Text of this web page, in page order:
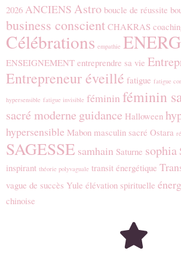
2026 ANCIENS Astro boucle de réussite
business conscient CHAKRAS
Célébrations empathie
ENSEIGNEMENT entreprendre sa vie
Entrepreneur éveillé fatigue fatigue
hypersensible fatigue invisible féminin féminin
sacré moderne guidance Halloween
hypersensible Mabon masculin sacré Ostara
SAGESSE samhain Saturne sophia
inspirant théorie polyvaguale transit énergétique
vague de succès Yule élévation spirituelle
chinoise